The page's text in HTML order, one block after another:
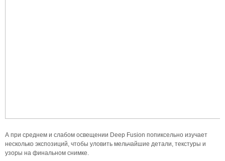
А при среднем и слабом освещении Deep Fusion попиксельно изучает
несколько экспозиций, чтобы уловить мельчайшие детали, текстуры и
узоры на финальном снимке.